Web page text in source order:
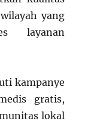
yang
layanan
kampanye
gratis,
lokal